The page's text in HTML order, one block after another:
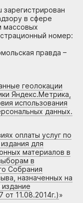
зарегистрирован
в сфере
массовых
номер:
правда –
геолокации
Яндекс.Метрика,
использования
данных.
оплаты услуг по
для
материалов в
в
Собрания
назначенных на
11.08.2014г.)»